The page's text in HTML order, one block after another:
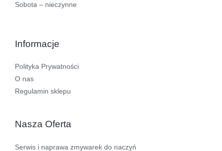
Sobota – nieczynne
Informacje
Polityka Prywatności
O nas
Regulamin sklepu
Nasza Oferta
Serwis i naprawa zmywarek do naczyń